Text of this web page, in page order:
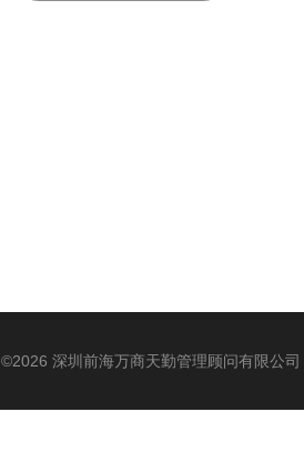
©2026 深圳前海万商天勤管理顾问有限公司